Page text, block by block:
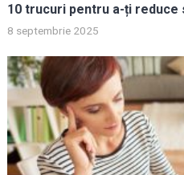
10 trucuri pentru a-ți reduce
8 septembrie 2025